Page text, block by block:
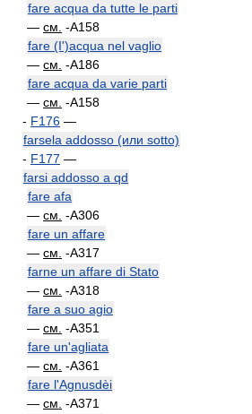
fare acqua da tutte le parti
— см. -A158
fare (I')acqua nel vaglio
— см. -A186
fare acqua da varie parti
— см. -A158
- F176 —
farsela addosso (или sotto)
- F177 —
farsi addosso a qd
fare afa
— см. -A306
fare un affare
— см. -A317
farne un affare di Stato
— см. -A318
fare a suo agio
— см. -A351
fare un'agliata
— см. -A361
fare l'Agnusdèi
— см. -A371